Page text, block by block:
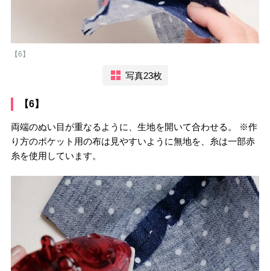
【6】
写真23枚
【6】
両端のぬい目が重なるように、生地を開いて合わせる。 ※作
り方のポケット用の布は見やすいように無地を、糸は一部赤
糸を使用しています。